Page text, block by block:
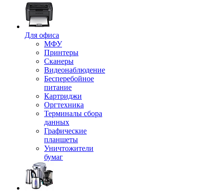
Для офиса
МФУ
Принтеры
Сканеры
Видеонаблюдение
Бесперебойное
питание
Картриджи
Оргтехника
Терминалы сбора
данных
Графические
планшеты
Уничтожители
бумаг